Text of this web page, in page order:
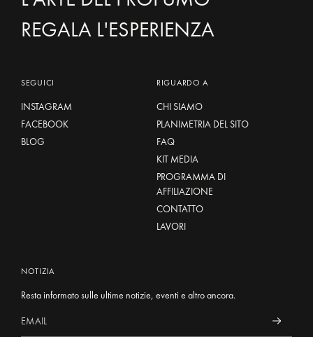
REGALA L'ESPERIENZA
SEGUICI
INSTAGRAM
FACEBOOK
BLOG
RIGUARDO A
CHI SIAMO
PLANIMETRIA DEL SITO
FAQ
KIT MEDIA
PROGRAMMA DI
AFFILIAZIONE
CONTATTO
LAVORI
NOTIZIA
Resta informato sulle ultime notizie, eventi e altro ancora.